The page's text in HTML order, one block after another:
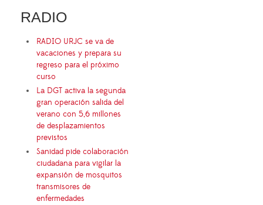
RADIO
RADIO URJC se va de
vacaciones y prepara su
regreso para el próximo
curso
La DGT activa la segunda
gran operación salida del
verano con 5,6 millones
de desplazamientos
previstos
Sanidad pide colaboración
ciudadana para vigilar la
expansión de mosquitos
transmisores de
enfermedades